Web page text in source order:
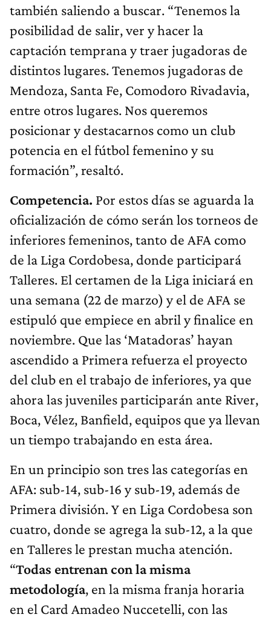
también saliendo a buscar. “Tenemos la
posibilidad de salir, ver y hacer la
captación temprana y traer jugadoras de
distintos lugares. Tenemos jugadoras de
Mendoza, Santa Fe, Comodoro Rivadavia,
entre otros lugares. Nos queremos
posicionar y destacarnos como un club
potencia en el fútbol femenino y su
formación”, resaltó.
Competencia. Por estos días se aguarda la
oficialización de cómo serán los torneos de
inferiores femeninos, tanto de AFA como
de la Liga Cordobesa, donde participará
Talleres. El certamen de la Liga iniciará en
una semana (22 de marzo) y el de AFA se
estipuló que empiece en abril y finalice en
noviembre. Que las ‘Matadoras’ hayan
ascendido a Primera refuerza el proyecto
del club en el trabajo de inferiores, ya que
ahora las juveniles participarán ante River,
Boca, Vélez, Banfield, equipos que ya llevan
un tiempo trabajando en esta área.
En un principio son tres las categorías en
AFA: sub-14, sub-16 y sub-19, además de
Primera división. Y en Liga Cordobesa son
cuatro, donde se agrega la sub-12, a la que
en Talleres le prestan mucha atención.
“Todas entrenan con la misma
metodología, en la misma franja horaria
en el Card Amadeo Nuccetelli, con las